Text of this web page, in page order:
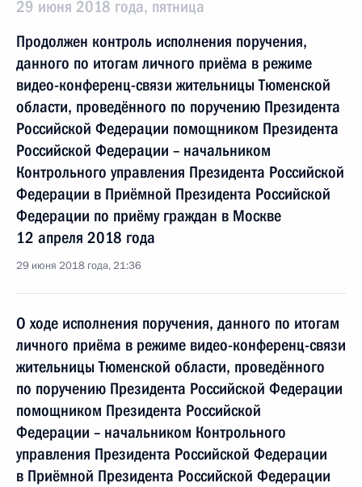
29 июня 2018 года, пятница
Продолжен контроль исполнения поручения,
данного по итогам личного приёма в режиме
видео-конференц-связи жительницы Тюменской
области, проведённого по поручению Президента
Российской Федерации помощником Президента
Российской Федерации – начальником
Контрольного управления Президента Российской
Федерации в Приёмной Президента Российской
Федерации по приёму граждан в Москве
12 апреля 2018 года
29 июня 2018 года, 21:36
О ходе исполнения поручения, данного по итогам
личного приёма в режиме видео-конференц-связи
жительницы Тюменской области, проведённого
по поручению Президента Российской Федерации
помощником Президента Российской
Федерации – начальником Контрольного
управления Президента Российской Федерации
в Приёмной Президента Российской Федерации